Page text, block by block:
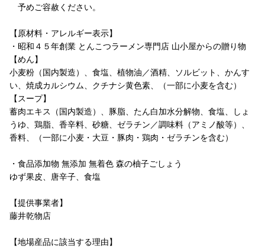
予めご容赦ください。
【原材料・アレルギー表示】
・昭和４５年創業 とんこつラーメン専門店 山小屋からの贈り物
【めん】
小麦粉（国内製造）、食塩、植物油／酒精、ソルビット、かんす
い、焼成カルシウム、クチナシ黄色素、（一部に小麦を含む）
【スープ】
蓄肉エキス（国内製造）、豚脂、たん白加水分解物、食塩、しょ
うゆ、鶏脂、香辛料、砂糖、ゼラチン／調味料（アミノ酸等）、
香料、（一部に小麦・大豆・豚肉・鶏肉・ゼラチンを含む）
・食品添加物 無添加 無着色 森の柚子ごしょう
ゆず果皮、唐辛子、食塩
【提供事業者】
藤井乾物店
【地場産品に該当する理由】